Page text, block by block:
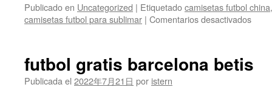
Publicado en Uncategorized | Etiquetadocamisetas futbol china
camisetas futbol para sublimar | Comentarios desactivadosen
futbol gratis barcelona betis
Publicada el 2022年7月21日 por istern